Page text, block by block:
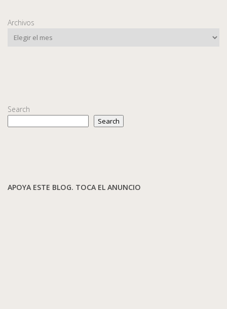
Archivos
Search
Search
APOYA ESTE BLOG. TOCA EL ANUNCIO